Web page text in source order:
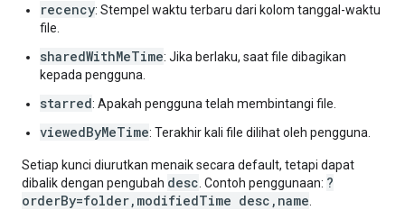
recency: Stempel waktu terbaru dari kolom tanggal-waktu
file.
sharedWithMeTime: Jika berlaku, saat file dibagikan
kepada pengguna.
starred: Apakah pengguna telah membintangi file.
viewedByMeTime: Terakhir kali file dilihat oleh pengguna.
Setiap kunci diurutkan menaik secara default, tetapi dapat
dibalik dengan pengubah desc . Contoh penggunaan: ?
orderBy=folder,modifiedTime desc,name